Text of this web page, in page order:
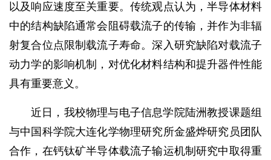
以及响应速度至关重要。传统观点认为，半导体材料
中的结构缺陷通常会阻碍载流子的传输，并作为非辐
射复合位点限制载流子寿命。深入研究缺陷对载流子
动力学的影响机制，对优化材料结构和提升器件性能
具有重要意义。
近日，我校物理与电子信息学院陆洲教授课题组
与中国科学院大连化学物理研究所金盛烨研究员团队
合作，在钙钛矿半导体载流子输运机制研究中取得重